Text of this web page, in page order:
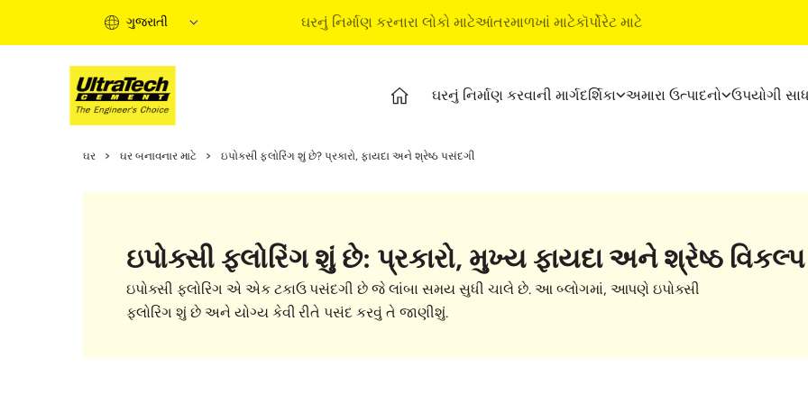
ગુજરાતી ઘરનું નિર્માણ કરનારા લોકો માટેઆંતરમાળખાં માટેકૉર્પોરેટ માટે
ઘરનું નિર્માણ કરવાની માર્ગદર્શિકા અમારા ઉત્પાદનો ઉપયોગી
સોલ્યુશન્સ ખરીદો
ટૂંકી માર્ગદર્શિકા
ઘરનું નિર્માણ કરવાની મૂળભૂત બાબતો
અલ્ટ્રાટૅક બિલ્ડિંગ સોલ્યુશન્સ
ઘર ઘર બનાવનાર માટે ઇપોક્સી ફ્લોરિંગ શું છે? પ્રકારો, ફાયદા અને શ્રેષ્ઠ પસંદગી
ઇપોક્સી ફ્લોરિંગ શું છે: પ્રકારો, મુખ્ય ફાયદા અને શ્રેષ્ઠ
ઇપોક્સી ફ્લોરિંગ એ એક ટકાઉ પસંદગી છે જે લાંબા સમય સુધી ચાલે છે. આ બ્લોગમાં, આપણે ઇપોક્સી
ફ્લોરિંગ શું છે અને યોગ્ય કેવી રીતે પસંદ કરવું તે જાણીશું.